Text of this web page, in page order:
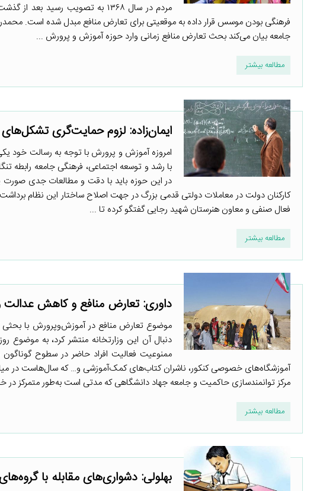
مردم در سال ۱۳۶۸ به تصویب
فرهنگی بودن موسس قرار داده به موقعیتی برای تعارض منافع مبدل شده است.
جامعه بیان می‌کند بحث تعارض منافع زمانی وارد حوزه آموزش و پرورش ...
مطالعه بیشتر
ایمان‌زاده: لزوم حمایت‌گری
امروزه آموزش و پرورش با توجه به رسالت خود
با رشد و توسعه اجتماعی، فرهنگی جامعه رابطه
در این حوزه باید با دقت و مطالعات جدی صورت
کارکنان دولت در معاملات دولتی قدمی بزرگ در جهت اصلاح ساختار این نظام
فعال صنفی و معاون هنرستان شهید رجایی گفتگو کرده تا ...
مطالعه بیشتر
داوری: تعارض منافع و کاهش
موضوع تعارض منافع در آموزش‌وپرورش با بحثی
دنبال آن این وزارتخانه منتشر کرد، به
ممنوعیت فعالیت افراد حاضر در سطوح
آموزشگاه‌های خصوصی کنکور، ناشران کتاب‌های کمک‌آموزشی و… که سال‌هاست در
مرکز توانمندسازی حاکمیت و جامعه جهاد دانشگاهی که مدتی است به‌طور متمرکز
مطالعه بیشتر
بهلولی: دشواری‌های مقابله با